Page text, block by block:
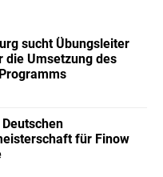
sucht Übungsleiter
die Umsetzung des
für Finow